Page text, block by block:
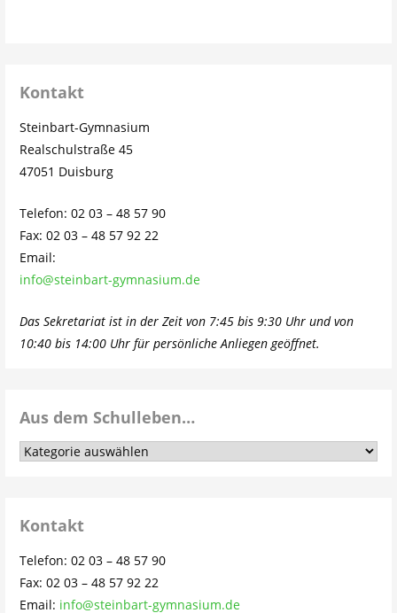
Kontakt
Steinbart-Gymnasium
Realschulstraße 45
47051 Duisburg
Telefon: 02 03 – 48 57 90
Fax: 02 03 – 48 57 92 22
Email:
info@steinbart-gymnasium.de
Das Sekretariat ist in der Zeit von 7:45 bis 9:30 Uhr und von
10:40 bis 14:00 Uhr für persönliche Anliegen geöffnet.
Aus dem Schulleben…
Aus
Kontakt
Telefon: 02 03 – 48 57 90
Fax: 02 03 – 48 57 92 22
Email: info@steinbart-gymnasium.de